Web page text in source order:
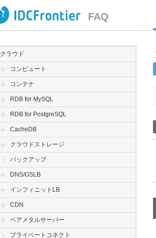
FAQ
クラウド
コンピュート
コンテナ
RDB for MySQL
RDB for PostgreSQL
CacheDB
クラウドストレージ
バックアップ
DNS/GSLB
インフィニットLB
CDN
ベアメタルサーバー
プライベートコネクト